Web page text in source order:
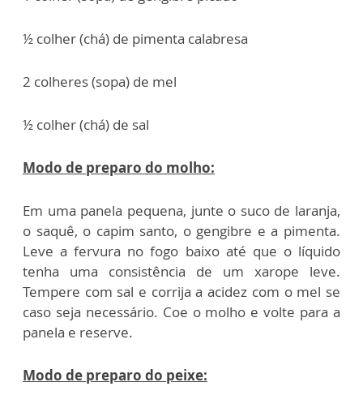
½ colher (chá) de pimenta calabresa
2 colheres (sopa) de mel
½ colher (chá) de sal
Modo de preparo do molho:
Em uma panela pequena, junte o suco de laranja,
o saquê, o capim santo, o gengibre e a pimenta.
Leve a fervura no fogo baixo até que o líquido
tenha uma consistência de um xarope leve.
Tempere com sal e corrija a acidez com o mel se
caso seja necessário. Coe o molho e volte para a
panela e reserve.
Modo de preparo do peixe: